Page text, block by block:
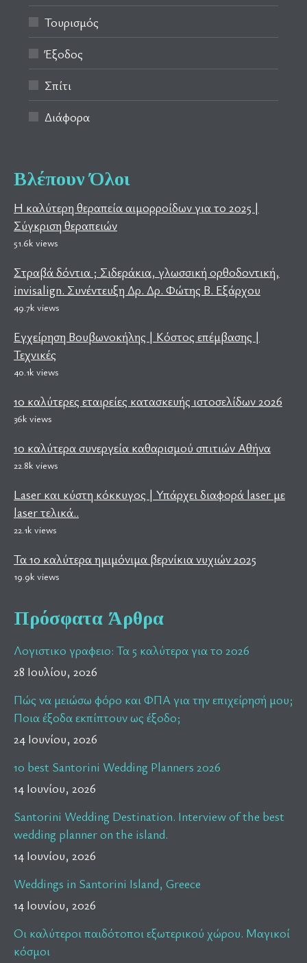
Τουρισμός
Έξοδος
Σπίτι
Διάφορα
Βλέπουν Όλοι
Η καλύτερη θεραπεία αιμορροίδων για το 2025 |
Σύγκριση θεραπειών
51.6k views
Στραβά δόντια ; Σιδεράκια, γλωσσική ορθοδοντική,
invisalign. Συνέντευξη Δρ. Δρ. Φώτης Β. Εξάρχου
49.7k views
Εγχείρηση Βουβωνοκήλης | Κόστος επέμβασης |
Τεχνικές
40.1k views
10 καλύτερες εταιρείες κατασκευής ιστοσελίδων 2026
36k views
10 καλύτερα συνεργεία καθαρισμού σπιτιών Αθήνα
22.8k views
Laser και κύστη κόκκυγος | Υπάρχει διαφορά laser με
laser τελικά..
22.1k views
Τα 10 καλύτερα ημιμόνιμα βερνίκια νυχιών 2025
19.9k views
Πρόσφατα Άρθρα
Λογιστικο γραφειο: Τα 5 καλύτερα για το 2026
28 Ιουλίου, 2026
Πώς να μειώσω φόρο και ΦΠΑ για την επιχείρησή μου;
Ποια έξοδα εκπίπτουν ως έξοδο;
24 Ιουνίου, 2026
10 best Santorini Wedding Planners 2026
14 Ιουνίου, 2026
Santorini Wedding Destination. Interview of the best
wedding planner on the island.
14 Ιουνίου, 2026
Weddings in Santorini Island, Greece
14 Ιουνίου, 2026
Οι καλύτεροι παιδότοποι εξωτερικού χώρου. Μαγικοί
κόσμοι